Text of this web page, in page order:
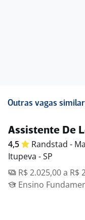
Outras vagas
Assistente De
4,5 Randstad -
Itupeva - SP
R$ 2.025,00 a R$
Ensino